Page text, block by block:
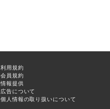
利用規約
会員規約
情報提供
広告について
個人情報の取り扱いについて